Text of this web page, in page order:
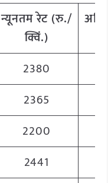
न्यूनतमरेट(रु./
क्विं.)
2380
2365
2200
2441